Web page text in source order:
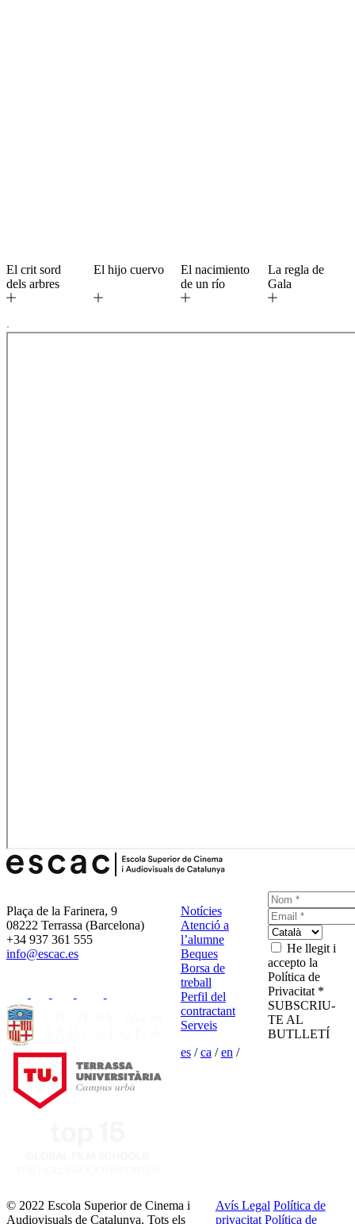
El crit sord
dels arbres
El hijo cuervo
El nacimiento
de un río
La regla de
Gala
Plaça de la Farinera, 9
08222 Terrassa (Barcelona)
+34 937 361 555
info@escac.es
Notícies
Atenció a
l’alumne
Beques
Borsa de
treball
Perfil del
contractant
Serveis
es/ca /en /
He llegit i
accepto la
Política de
Privacitat *
SUBSCRIU-
TE AL
BUTLLETÍ
© 2022 Escola Superior de Cinema i
Audiovisuals de Catalunya. Tots els
Avís Legal Política de
privacitat Política de